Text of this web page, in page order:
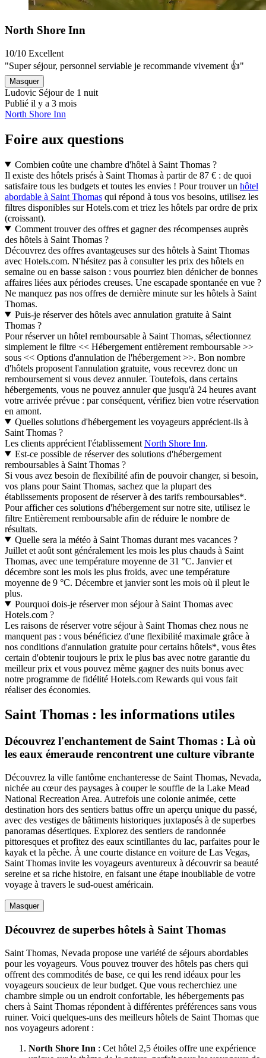
North Shore Inn
10/10 Excellent
"Super séjour, personnel serviable je recommande vivement 👍"
Masquer
Ludovic Séjour de 1 nuit
Publié il y a 3 mois
North Shore Inn
Foire aux questions
Combien coûte une chambre d'hôtel à Saint Thomas ?
Il existe des hôtels prisés à Saint Thomas à partir de 87 € : de quoi
satisfaire tous les budgets et toutes les envies ! Pour trouver un hôtel
abordable à Saint Thomas qui répond à tous vos besoins, utilisez les
filtres disponibles sur Hotels.com et triez les hôtels par ordre de prix
(croissant).
Comment trouver des offres et gagner des récompenses auprès
des hôtels à Saint Thomas ?
Découvrez des offres avantageuses sur des hôtels à Saint Thomas
avec Hotels.com. N'hésitez pas à consulter les prix des hôtels en
semaine ou en basse saison : vous pourriez bien dénicher de bonnes
affaires liées aux périodes creuses. Une escapade spontanée en vue ?
Ne manquez pas nos offres de dernière minute sur les hôtels à Saint
Thomas.
Puis-je réserver des hôtels avec annulation gratuite à Saint
Thomas ?
Pour réserver un hôtel remboursable à Saint Thomas, sélectionnez
simplement le filtre << Hébergement entièrement remboursable >>
sous << Options d'annulation de l'hébergement >>. Bon nombre
d'hôtels proposent l'annulation gratuite, vous recevrez donc un
remboursement si vous devez annuler. Toutefois, dans certains
hébergements, vous ne pouvez annuler que jusqu'à 24 heures avant
votre arrivée prévue : par conséquent, vérifiez bien votre réservation
en amont.
Quelles solutions d'hébergement les voyageurs apprécient-ils à
Saint Thomas ?
Les clients apprécient l'établissement North Shore Inn.
Est-ce possible de réserver des solutions d'hébergement
remboursables à Saint Thomas ?
Si vous avez besoin de flexibilité afin de pouvoir changer, si besoin,
vos plans pour Saint Thomas, sachez que la plupart des
établissements proposent de réserver à des tarifs remboursables*.
Pour afficher ces solutions d'hébergement sur notre site, utilisez le
filtre Entièrement remboursable afin de réduire le nombre de
résultats.
Quelle sera la météo à Saint Thomas durant mes vacances ?
Juillet et août sont généralement les mois les plus chauds à Saint
Thomas, avec une température moyenne de 31 °C. Janvier et
décembre sont les mois les plus froids, avec une température
moyenne de 9 °C. Décembre et janvier sont les mois où il pleut le
plus.
Pourquoi dois-je réserver mon séjour à Saint Thomas avec
Hotels.com ?
Les raisons de réserver votre séjour à Saint Thomas chez nous ne
manquent pas : vous bénéficiez d'une flexibilité maximale grâce à
nos conditions d'annulation gratuite pour certains hôtels*, vous êtes
certain d'obtenir toujours le prix le plus bas avec notre garantie du
meilleur prix et vous pouvez même gagner des nuits bonus avec
notre programme de fidélité Hotels.com Rewards qui vous fait
réaliser des économies.
Saint Thomas : les informations utiles
Découvrez l'enchantement de Saint Thomas : Là où
les eaux émeraude rencontrent une culture vibrante
Découvrez la ville fantôme enchanteresse de Saint Thomas, Nevada,
nichée au cœur des paysages à couper le souffle de la Lake Mead
National Recreation Area. Autrefois une colonie animée, cette
destination hors des sentiers battus offre un aperçu unique du passé,
avec des vestiges de bâtiments historiques juxtaposés à de superbes
panoramas désertiques. Explorez des sentiers de randonnée
pittoresques et profitez des eaux scintillantes du lac, parfaites pour le
kayak et la pêche. À une courte distance en voiture de Las Vegas,
Saint Thomas invite les voyageurs aventureux à découvrir sa beauté
sereine et sa riche histoire, en faisant une étape inoubliable de votre
voyage à travers le sud-ouest américain.
Masquer
Découvrez de superbes hôtels à Saint Thomas
Saint Thomas, Nevada propose une variété de séjours abordables
pour les voyageurs. Vous pouvez trouver des hôtels pas chers qui
offrent des commodités de base, ce qui les rend idéaux pour les
voyageurs soucieux de leur budget. Que vous recherchiez une
chambre simple ou un endroit confortable, les hébergements pas
chers à Saint Thomas répondent à différentes préférences sans vous
ruiner. Voici quelques-uns des meilleurs hôtels de Saint Thomas que
nos voyageurs adorent :
North Shore Inn : Cet hôtel 2,5 étoiles offre une expérience